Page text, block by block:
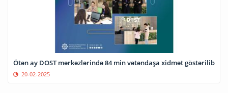
Ötən ay DOST mərkəzlərində 84 min vətəndaşa xidmət göstərilib
20-02-2025